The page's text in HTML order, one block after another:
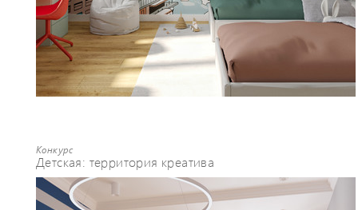
Конкурс
Детская: территория креатива